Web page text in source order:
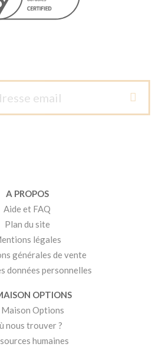
A PROPOS
Aide et FAQ
Plan du site
légales
générales de vente
données personnelles
OPTIONS
Maison Options
nous trouver ?
humaines